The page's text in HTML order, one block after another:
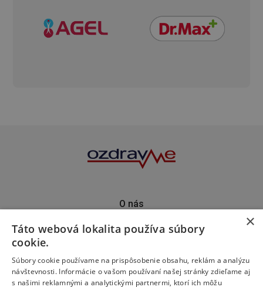
O nás
Predplatné
Podporte nás
×
Táto webová lokalita používa súbory
cookie.
Súbory cookie používame na prispôsobenie obsahu, reklám a analýzu
návštevnosti. Informácie o vašom používaní našej stránky zdieľame aj
s našimi reklamnými a analytickými partnermi, ktorí ich môžu